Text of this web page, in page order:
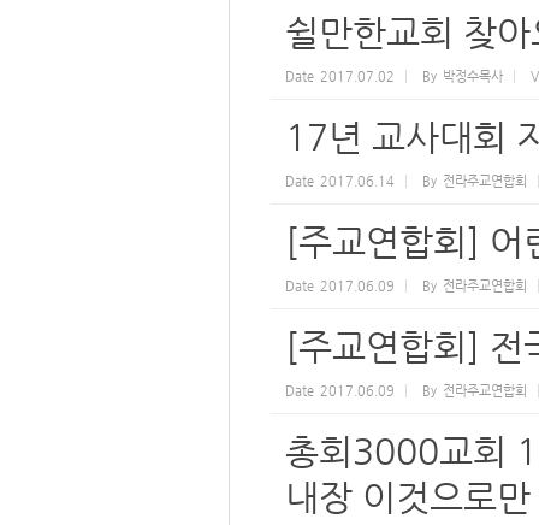
쉴만한교회 찾
Date 2017.07.02 By 박정수목사
17년 교사대회
Date 2017.06.14 By 전라주교연합회
[주교연합회] 어
Date 2017.06.09 By 전라주교연합회
[주교연합회] 전
Date 2017.06.09 By 전라주교연합회
총회3000교회
내장 이것으로